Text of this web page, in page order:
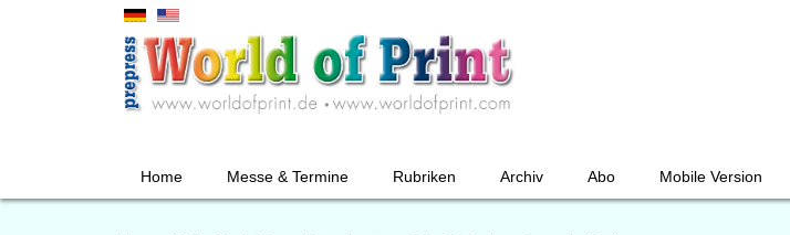
Home Messe & Termine Rubriken Archiv Abo Mobile Version